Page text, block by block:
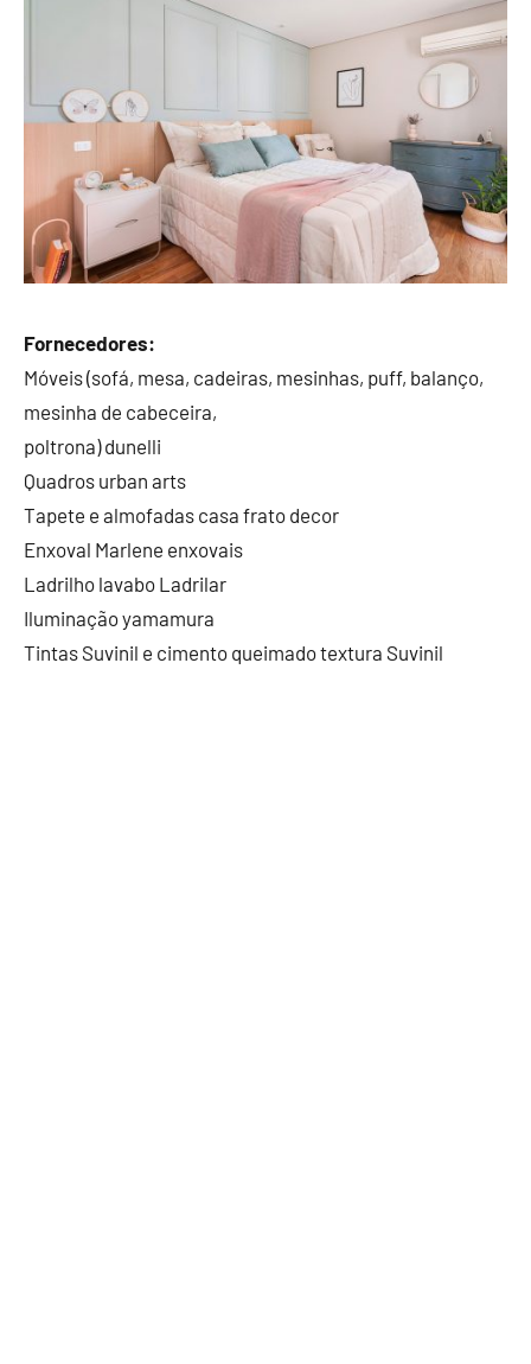
Fornecedores:
Móveis (sofá, mesa, cadeiras, mesinhas, puff, balanço,
mesinha de cabeceira,
poltrona) dunelli
Quadros urban arts
Tapete e almofadas casa frato decor
Enxoval Marlene enxovais
Ladrilho lavabo Ladrilar
Iluminação yamamura
Tintas Suvinil e cimento queimado textura Suvinil